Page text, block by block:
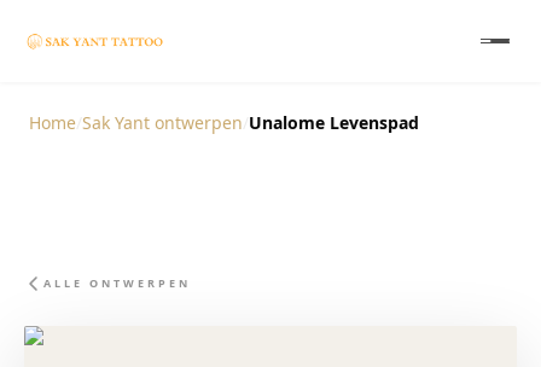
Home Sak Yant ontwerpen Unalome Levenspad
ALLE ONTWERPEN